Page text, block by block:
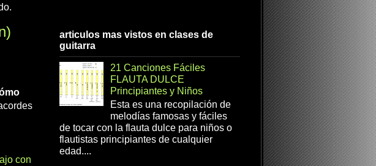
con
articulos mas vistos en clases de
guitarra
21 Canciones Fáciles
FLAUTA DULCE
Principiantes y Niños
Esta es una recopilación de
melodías famosas y fáciles
de tocar con la flauta dulce para niños o
flautistas principiantes de cualquier
edad....